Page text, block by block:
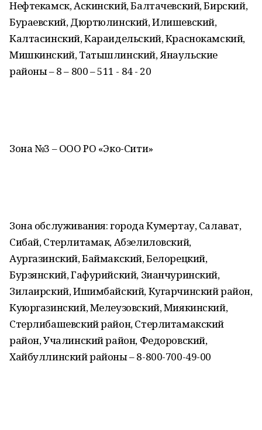
Нефтекамск, Аскинский, Балтачевский, Бирский,
Бураевский, Дюртюлинский, Илишевский,
Калтасинский, Караидельский, Краснокамский,
Мишкинский, Татышлинский, Янаульские
районы – 8 – 800 – 511 - 84 - 20
Зона №3 – ООО РО «Эко-Сити»
Зона обслуживания: города Кумертау, Салават,
Сибай, Стерлитамак, Абзелиловский,
Аургазинский, Баймакский, Белорецкий,
Бурзянский, Гафурийский, Зианчуринский,
Зилаирский, Ишимбайский, Кугарчинский район,
Куюргазинский, Мелеузовский, Миякинский,
Стерлибашевский район, Стерлитамакский
район, Учалинский район, Федоровский,
Хайбуллинский районы – 8-800-700-49-00